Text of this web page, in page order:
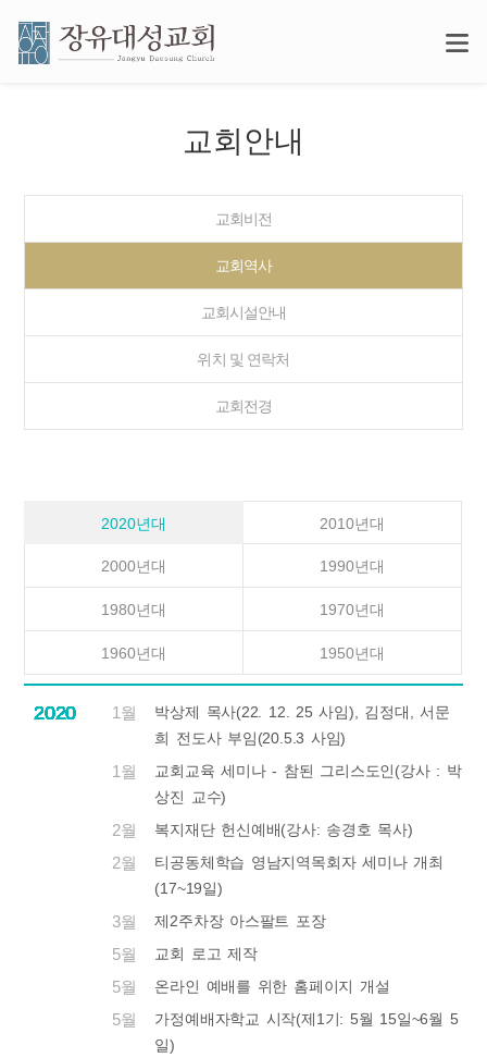
교회안내
교회비전
교회역사
교회시설안내
위치 및 연락처
교회전경
2020년대 2010년대
2000년대 1990년대
1980년대 1970년대
1960년대 1950년대
2020 1월
박상제 목사(22. 12. 25 사임), 김정대, 서문
희 전도사 부임(20.5.3 사임)
2020
1월
교회교육 세미나 - 참된 그리스도인(강사 : 박
상진 교수)
2020
2월 복지재단 헌신예배(강사: 송경호 목사)
2020
2월
티공동체학습 영남지역목회자 세미나 개최
(17~19일)
2020
3월 제2주차장 아스팔트 포장
2020
5월 교회 로고 제작
2020
5월 온라인 예배를 위한 홈페이지 개설
2020
5월
가정예배자학교 시작(제1기: 5월 15일~6월 5
일)
2020
2020
2020
2020
2020
2020
2020
2020
2020
2020
2020
2020
2020
2020
2020
2020
2020